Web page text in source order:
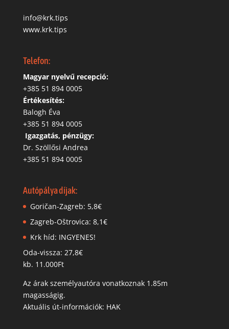
info@krk.tips
www.krk.tips
Telefon:
Magyar nyelvű recepció:
‭+385 51 894 0005
Értékesítés:
Balogh Éva
+385 51 894 0005
Igazgatás, pénzügy:
Dr. Szöllősi Andrea
+385 51 894 0005
Autópálya díjak:
Goričan-Zagreb: 5,8€
Zagreb-Oštrovica: 8,1€
Krk híd: INGYENES!
Oda-vissza: 27,8€
kb. 11.000Ft
Az árak személyautóra vonatkoznak 1.85m
magasságig.
Aktuális út-információk: HAK